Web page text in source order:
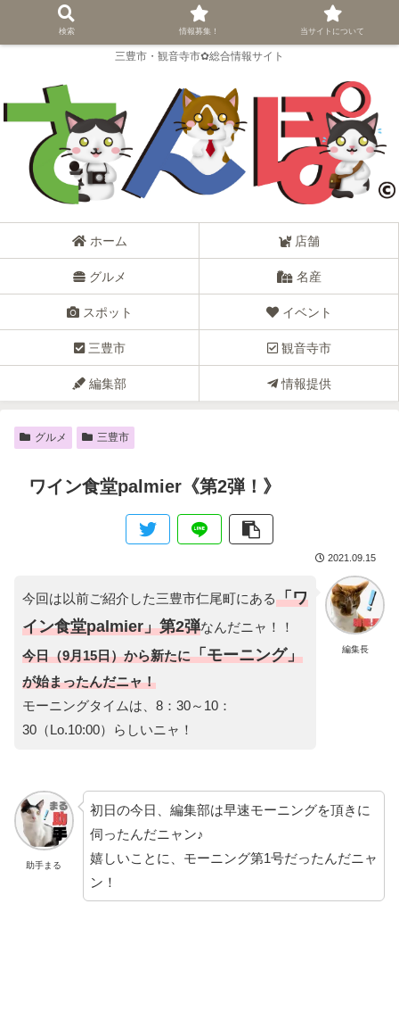
三豊市・観音寺市✿総合情報サイト
ホーム 店舗
グルメ 名産
スポット イベント
三豊市 観音寺市
編集部 情報提供
グルメ 三豊市
ワイン食堂palmier《第2弾！》
2021.09.15
編集長
今回は以前ご紹介した三豊市仁尾町にある「ワ
イン食堂palmier」第2弾なんだニャ！！
今日（9月15日）から新たに「モーニング」
が始まったんだニャ！
モーニングタイムは、8：30～10：
30（Lo.10:00）らしいニャ！
助手まる
初日の今日、編集部は早速モーニングを頂きに
伺ったんだニャン♪
嬉しいことに、モーニング第1号だったんだニャ
ン！
検索 情報募集！ 当サイトについて